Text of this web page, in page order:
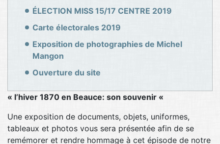
ÉLECTION MISS 15/17 CENTRE 2019
Carte électorales 2019
Exposition de photographies de Michel
Mangon
Ouverture du site
« l’hiver 1870 en Beauce: son souvenir «
Une exposition de documents, objets, uniformes,
tableaux et photos vous sera présentée afin de se
remémorer et rendre hommage à cet épisode de notre